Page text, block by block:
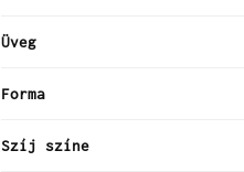
Üveg
Forma
Szíj színe